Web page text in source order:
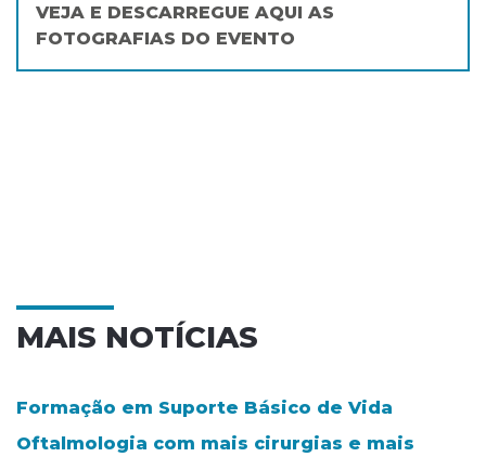
VEJA E DESCARREGUE AQUI AS
FOTOGRAFIAS DO EVENTO
MAIS NOTÍCIAS
Formação em Suporte Básico de Vida
Oftalmologia com mais cirurgias e mais